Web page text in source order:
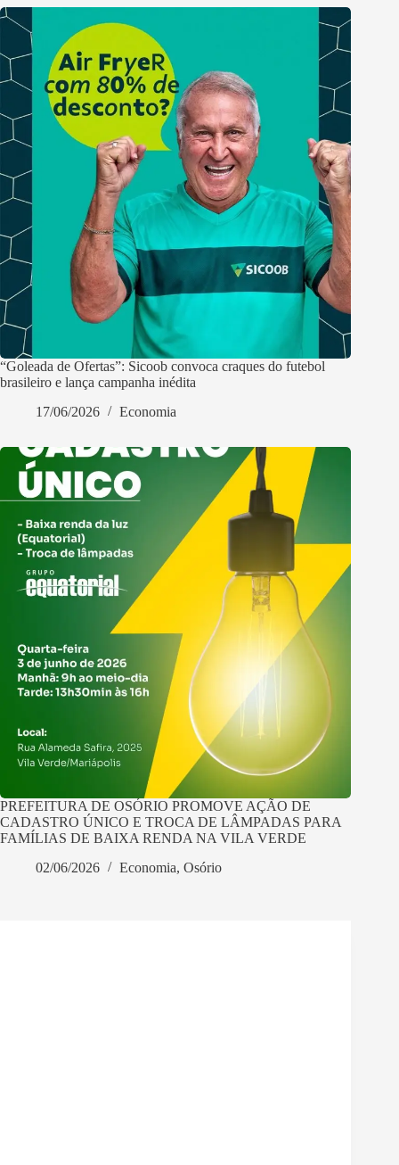
“Goleada de Ofertas”: Sicoob convoca craques do futebol
brasileiro e lança campanha inédita
17/06/2026
Economia
PREFEITURA DE OSÓRIO PROMOVE AÇÃO DE
CADASTRO ÚNICO E TROCA DE LÂMPADAS PARA
FAMÍLIAS DE BAIXA RENDA NA VILA VERDE
02/06/2026
Economia, Osório